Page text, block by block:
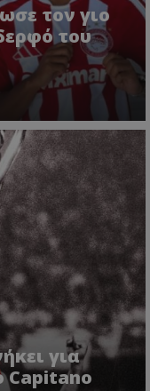
τον γιο
του
για
Capitano